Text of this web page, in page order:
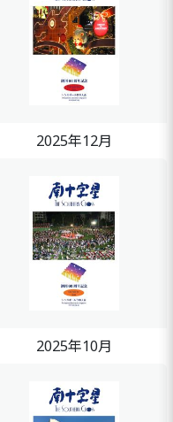
2025年12月
2025年10月